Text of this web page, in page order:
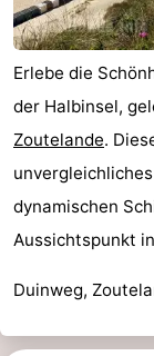
Erlebe die
der Halbinsel,
Zoutelande.
dynamischen
Aussichtspunkt in
Duinweg,